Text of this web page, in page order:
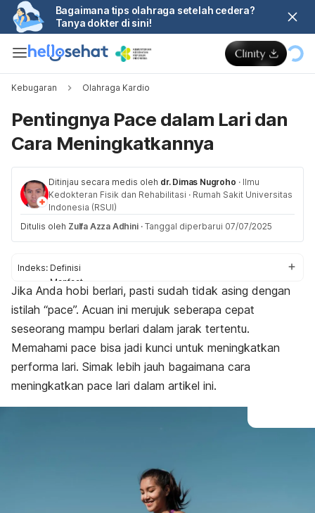
Bagaimana tips olahraga setelah cedera?
Tanya dokter di sini!
Kebugaran Olahraga Kardio
Pentingnya Pace dalam Lari dan
Cara Meningkatkannya
Ditinjau secara medis oleh dr. Dimas Nugroho · Ilmu
Kedokteran Fisik dan Rehabilitasi · Rumah Sakit Universitas
Indonesia (RSUI)
Ditulis oleh Zulfa Azza Adhini · Tanggal diperbarui 07/07/2025
Indeks: Definisi
Manfaat
Cara meningkatkan
Jika Anda hobi berlari, pasti sudah tidak asing dengan
istilah “pace”. Acuan ini merujuk seberapa cepat
seseorang mampu berlari dalam jarak tertentu.
Memahami pace bisa jadi kunci untuk meningkatkan
performa lari. Simak lebih jauh bagaimana cara
meningkatkan pace lari dalam artikel ini.